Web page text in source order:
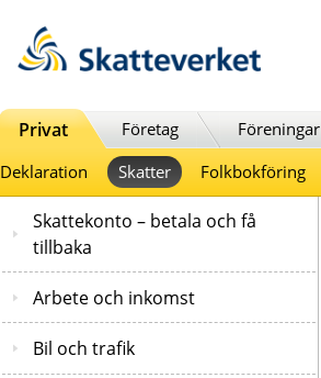
Privat Företag Föreningar
Deklaration
Skatter Folkbokföring
Skattekonto – betala och få
tillbaka
Arbete och inkomst
Bil och trafik